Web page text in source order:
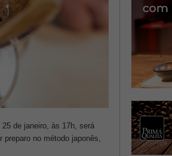
de janeiro, às 17h, será
no método japonês,